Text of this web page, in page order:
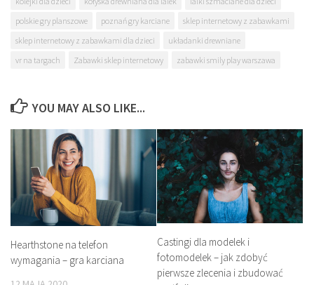
polskie gry planszowe
poznań gry karciane
sklep internetowy z zabawkami
sklep internetowy z zabawkami dla dzieci
układanki drewniane
vr na targach
Zabawki sklep internetowy zabawki smily play warszawa
YOU MAY ALSO LIKE...
Hearthstone na telefon
wymagania – gra karciana
Castingi dla modelek i
fotomodelek – jak zdobyć
pierwsze zlecenia i zbudować